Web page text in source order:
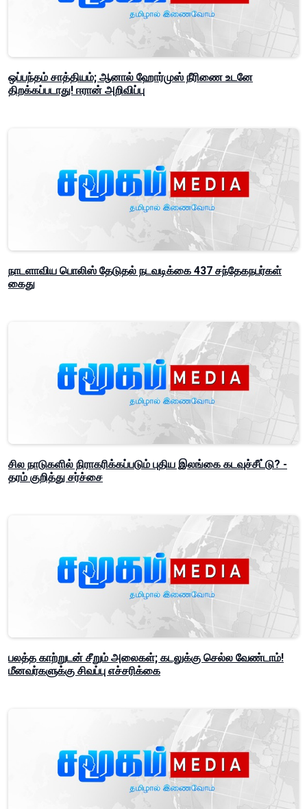
ஒப்பந்தம் சாத்தியம்; ஆனால் ஹோர்முஸ் நீரிணை உடனே
திறக்கப்படாது! ஈரான் அறிவிப்பு
நாடளாவிய பொலிஸ் தேடுதல் நடவடிக்கை 437 சந்தேகநபர்கள்
கைது
சில நாடுகளில் நிராகரிக்கப்படும் புதிய இலங்கை கடவுச்சீட்டு? -
தரம் குறித்து சர்ச்சை
பலத்த காற்றுடன் சீறும் அலைகள்; கடலுக்கு செல்ல வேண்டாம்!
மீனவர்களுக்கு சிவப்பு எச்சரிக்கை